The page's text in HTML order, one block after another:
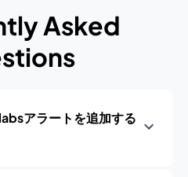
Asked
アラートを追加する